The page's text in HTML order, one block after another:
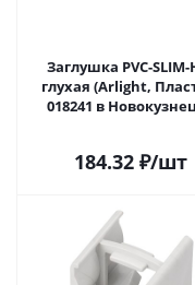
Заглушка PVC-SLIM-
глухая (Arlight,
018241 в
184.32 ₽/шт